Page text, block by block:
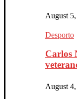
August
Desporto
Carlos
August